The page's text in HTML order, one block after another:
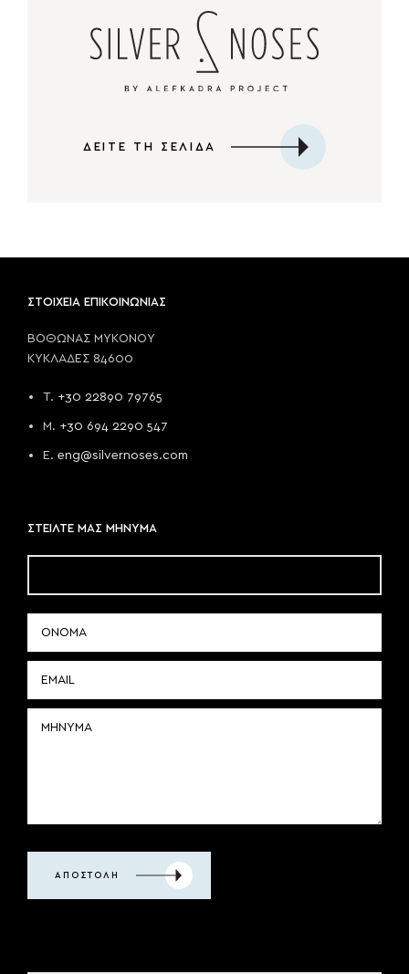
ΔΕΙΤΕ ΤΗ ΣΕΛΙΔΑ
ΣΤΟΙΧΕΙΑ ΕΠΙΚΟΙΝΩΝΙΑΣ
ΒΟΘΩΝΑΣ ΜΥΚΟΝΟΥ
ΚΥΚΛΑΔΕΣ 84600
T. +30 22890 79765
M. +30 694 2290 547
E. eng@silvernoses.com
ΣΤΕΙΛΤΕ ΜΑΣ ΜΗΝΥΜΑ
ΑΠΟΣΤΟΛΗ